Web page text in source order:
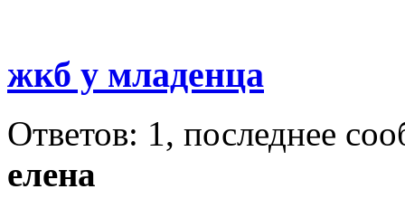
жкб у младенца
Ответов: 1, последнее
елена